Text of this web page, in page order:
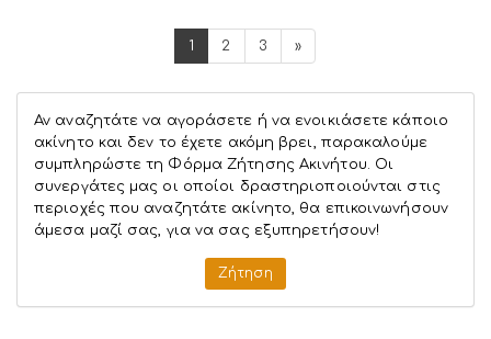
1 2 3 »
Αν αναζητάτε να αγοράσετε ή να ενοικιάσετε κάποιο
ακίνητο και δεν το έχετε ακόμη βρει, παρακαλούμε
συμπληρώστε τη Φόρμα Ζήτησης Ακινήτου. Οι
συνεργάτες μας οι οποίοι δραστηριοποιούνται στις
περιοχές που αναζητάτε ακίνητο, θα επικοινωνήσουν
άμεσα μαζί σας, για να σας εξυπηρετήσουν!
Ζήτηση